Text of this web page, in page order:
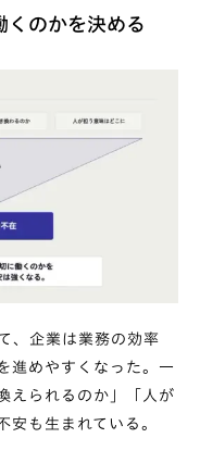
くのかを決める
、企業は業務の効率
進めやすくなった。一
えられるのか」「人が
安も生まれている。